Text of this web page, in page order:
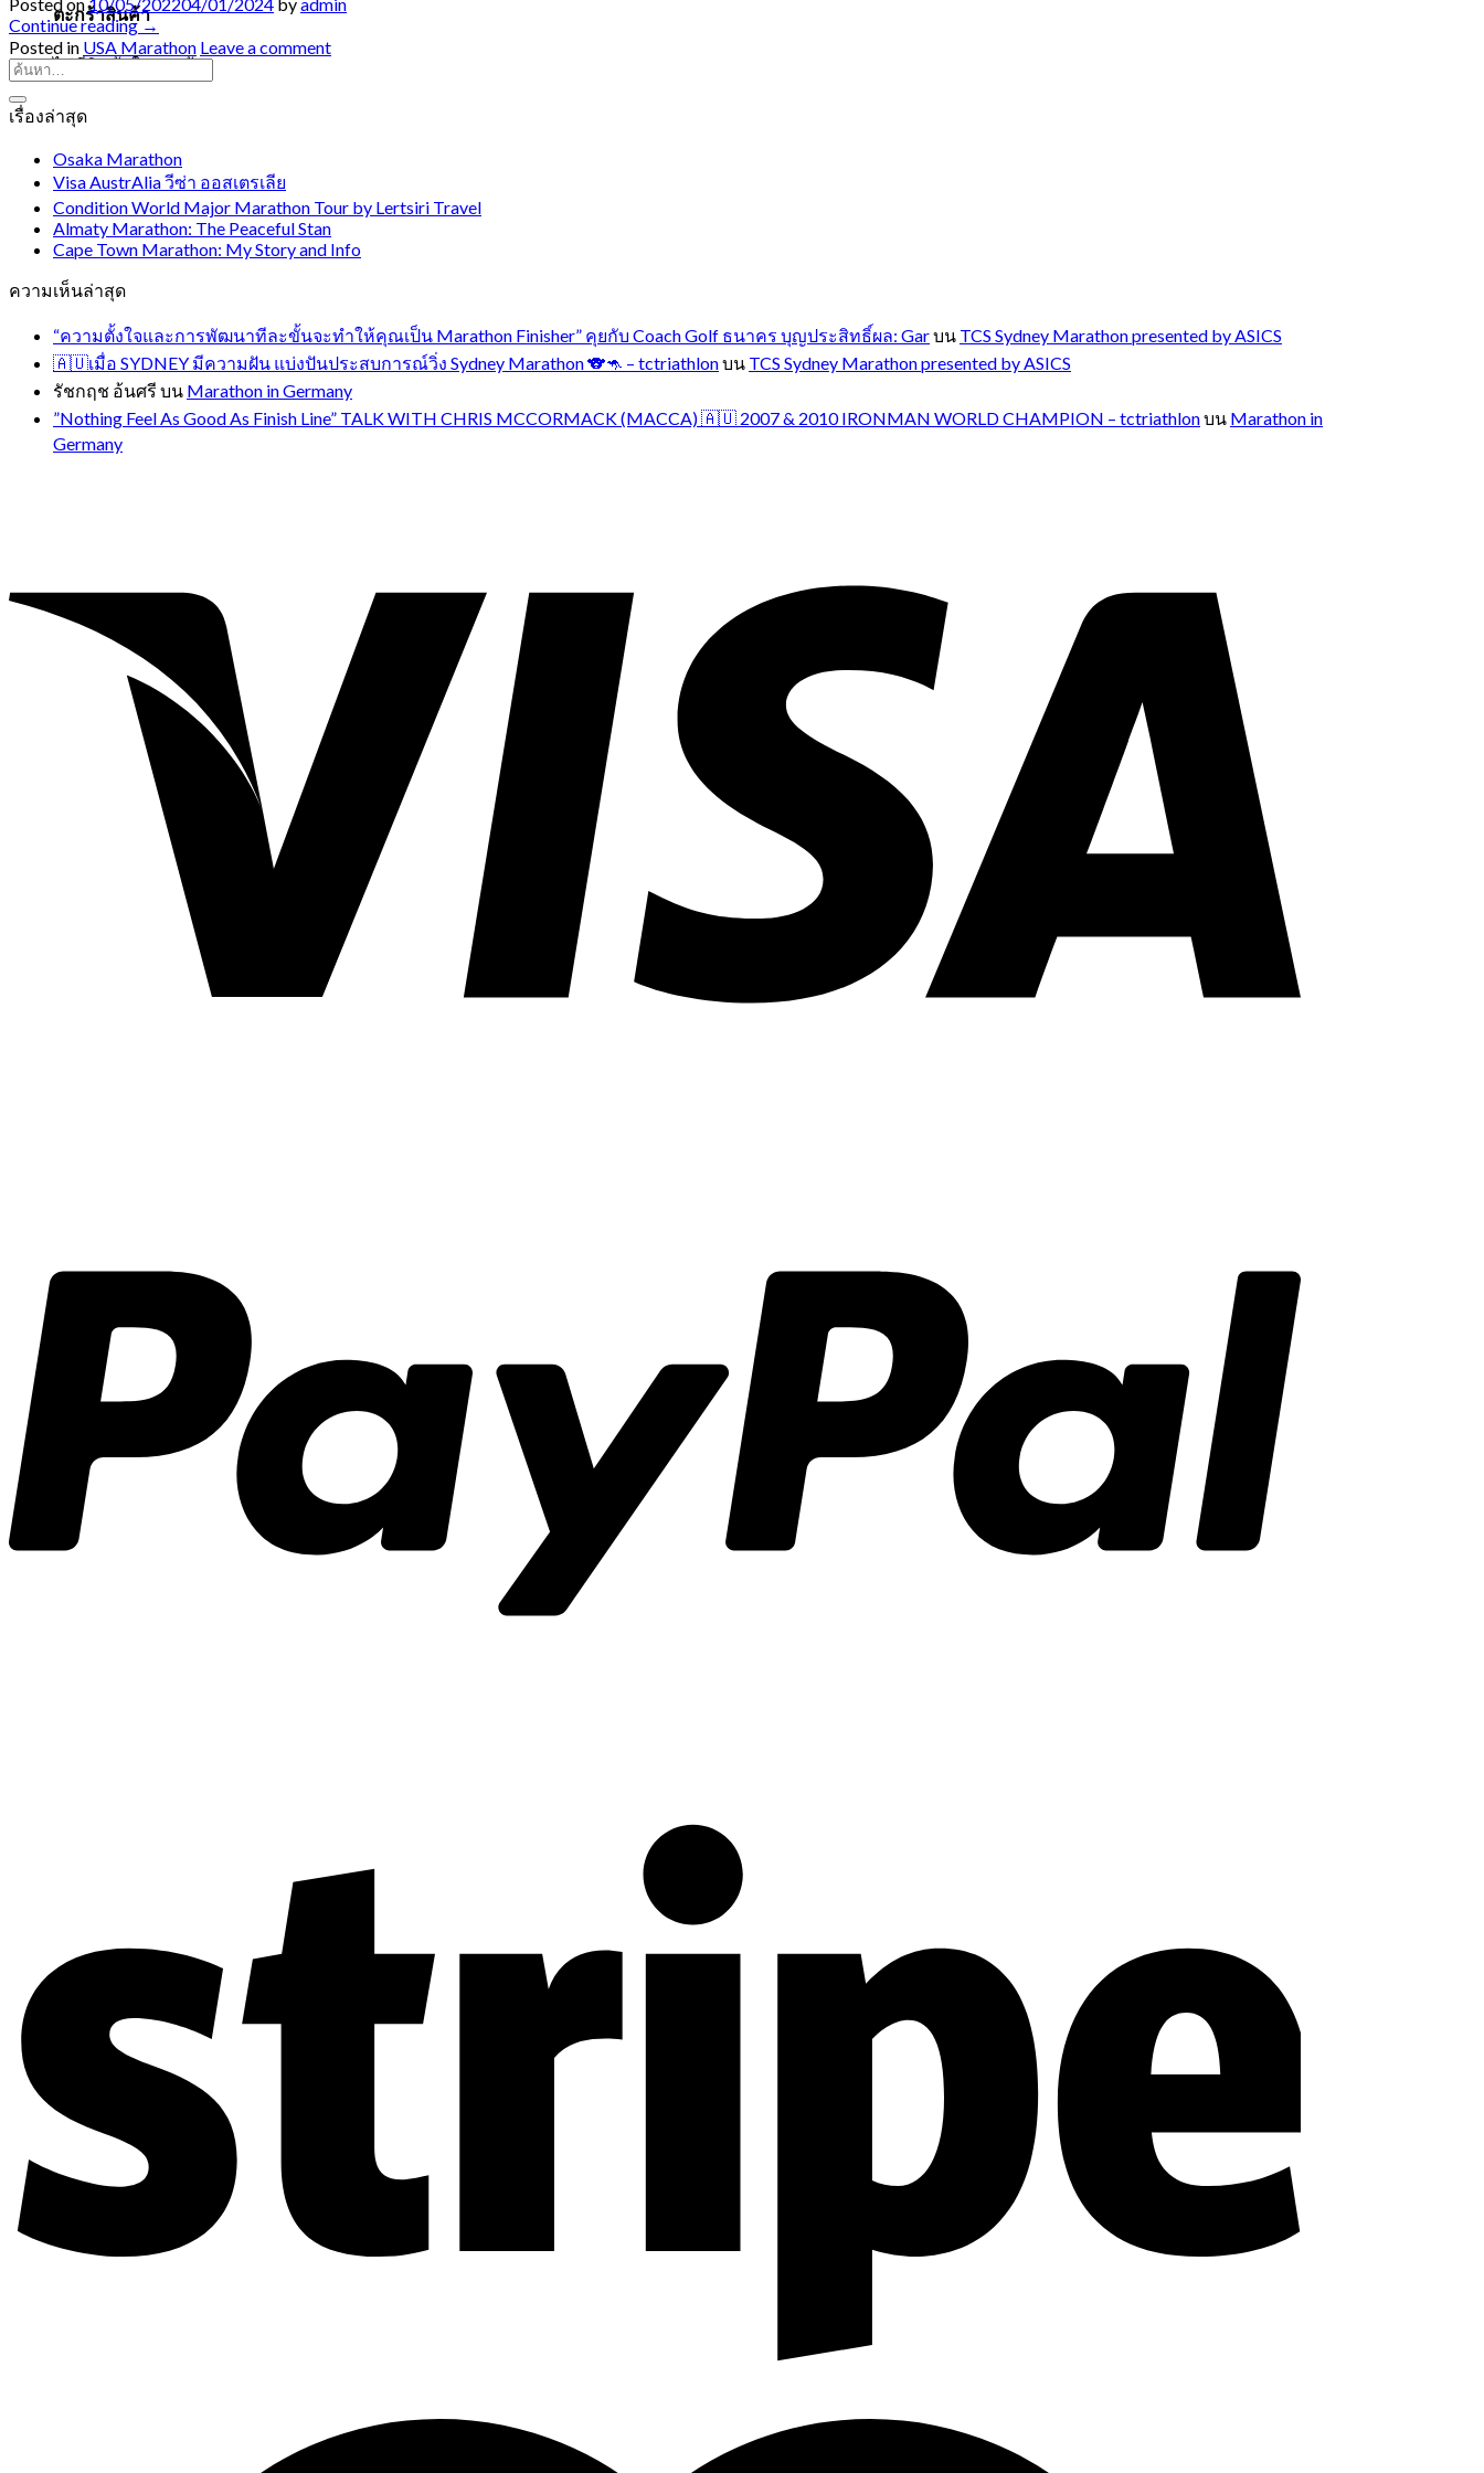
ตะกร้าสินค้า
ไม่มีสินค้าในตะกร้า
Continue reading →
Posted in USA Marathon Leave a comment
เรื่องล่าสุด
Osaka Marathon
Visa AustrAlia วีซ่า ออสเตรเลีย
Condition World Major Marathon Tour by Lertsiri Travel
Almaty Marathon: The Peaceful Stan
Cape Town Marathon: My Story and Info
ความเห็นล่าสุด
“ความตั้งใจและการพัฒนาทีละขั้นจะทำให้คุณเป็น Marathon Finisher” คุยกับ Coach Golf ธนาคร บุญประสิทธิ์ผล: Garบน TCS Sydney Marathon presented by ASICS
🇦🇺เมื่อ SYDNEY มีความฝัน แบ่งปันประสบการณ์วิ่ง Sydney Marathon 🐨🦘 – tctriathlonบน TCS Sydney Marathon presented by ASICS
รัชกฤช อ้นศรี บน Marathon in Germany
”Nothing Feel As Good As Finish Line” TALK WITH CHRIS MCCORMACK (MACCA) 🇦🇺 2007 & 2010 IRONMAN WORLD CHAMPION – tctriathlonบน Marathon in
Germany